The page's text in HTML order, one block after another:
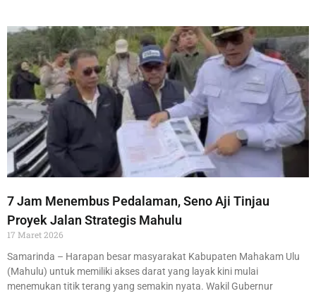
7 Jam Menembus Pedalaman, Seno Aji Tinjau
Proyek Jalan Strategis Mahulu
17 Maret 2026
Samarinda – Harapan besar masyarakat Kabupaten Mahakam Ulu
(Mahulu) untuk memiliki akses darat yang layak kini mulai
menemukan titik terang yang semakin nyata. Wakil Gubernur